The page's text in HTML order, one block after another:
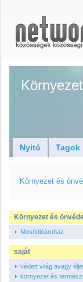
Nyitó Tagok
Környezet és
Környezet és
Mosódióáruház
saját
védett világ avagy
környezet és